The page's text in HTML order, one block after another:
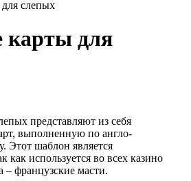
слепых
карты для
представляют из себя
выполненную по англо-
Этот шаблон является
как используется во всех казино
французские масти.